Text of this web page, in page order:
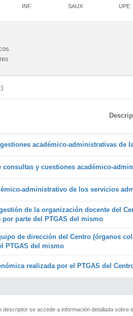
INF SAUX UPE
académico-administrativas de
consultas y cuestiones académico-
administrativo de los servicios
de la organización docente del
por parte del PTGAS del mismo
de dirección del Centro (órganos
PTGAS del mismo
realizada por el PTGAS del
descriptor se accede a información detallada sobre